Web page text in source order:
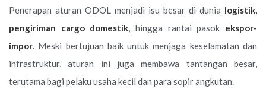
Penerapan aturan ODOL menjadi isu besar di dunia logistik,
pengiriman cargo domestik, hingga rantai pasok ekspor-
impor. Meski bertujuan baik untuk menjaga keselamatan dan
infrastruktur, aturan ini juga membawa tantangan besar,
terutama bagi pelaku usaha kecil dan para sopir angkutan.